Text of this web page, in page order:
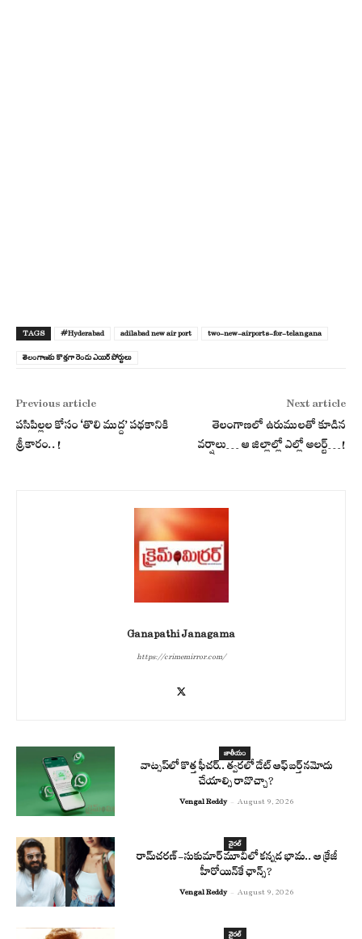
TAGS #Hyderabad adilabad new air port two-new-airports-for-telangana
తెలంగాణ‌కు కొత్త‌గా రెండు ఎయిర్ పోర్టులు
Previous article
పసిపిల్లల కోసం ‘తొలి ముద్ద’ పథకానికి
శ్రీకారం..!
Next article
తెలంగాణ‌లో ఉరుముల‌తో కూడిన‌
వ‌ర్షాలు… ఆ జిల్లాల్లో ఎల్లో అల‌ర్ట్‌…!
Ganapathi Janagama
https://crimemirror.com/
జాతీయం
వాట్సప్‌లో కొత్త ఫీచర్.. త్వరలో డేట్ ఆఫ్ బర్త్ నమోదు
చేయాల్సి రావొచ్చా?
Vengal Reddy - August 9, 2026
వైరల్
రామ్‌చరణ్‌-సుకుమార్‌ మూవీలో కన్నడ భామ.. ఆ క్రేజీ
హీరోయిన్‌కే ఛాన్స్?
Vengal Reddy - August 9, 2026
వైరల్